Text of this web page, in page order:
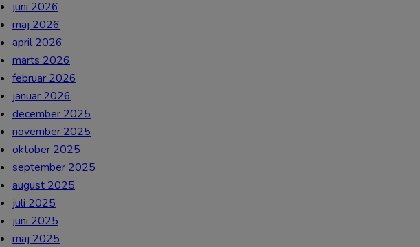
juni 2026
maj 2026
april 2026
marts 2026
februar 2026
januar 2026
december 2025
november 2025
oktober 2025
september 2025
august 2025
juli 2025
juni 2025
maj 2025